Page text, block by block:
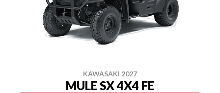
KAWASAKI 2027
MULE SX 4X4 FE